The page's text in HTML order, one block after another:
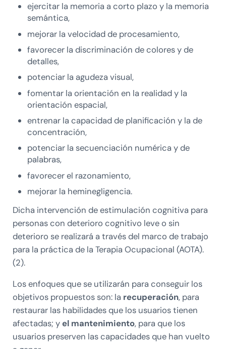
ejercitar la memoria a corto plazo y la memoria
semántica,
mejorar la velocidad de procesamiento,
favorecer la discriminación de colores y de
detalles,
potenciar la agudeza visual,
fomentar la orientación en la realidad y la
orientación espacial,
entrenar la capacidad de planificación y la de
concentración,
potenciar la secuenciación numérica y de
palabras,
favorecer el razonamiento,
mejorar la heminegligencia.
Dicha intervención de estimulación cognitiva para
personas con deterioro cognitivo leve o sin
deterioro se realizará a través del marco de trabajo
para la práctica de la Terapia Ocupacional (AOTA).
(2).
Los enfoques que se utilizarán para conseguir los
objetivos propuestos son: la recuperación, para
restaurar las habilidades que los usuarios tienen
afectadas; y el mantenimiento, para que los
usuarios preserven las capacidades que han vuelto